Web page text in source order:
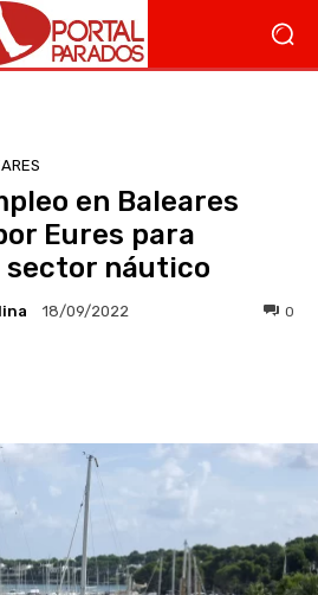
en Baleares
Eures para
náutico
18/09/2022 0